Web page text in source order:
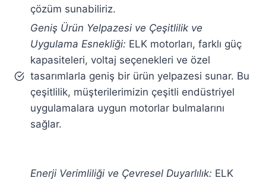
çözüm sunabiliriz.
Geniş Ürün Yelpazesi ve Çeşitlilik ve
Uygulama Esnekliği: ELK motorları, farklı güç
kapasiteleri, voltaj seçenekleri ve özel
tasarımlarla geniş bir ürün yelpazesi sunar. Bu
çeşitlilik, müşterilerimizin çeşitli endüstriyel
uygulamalara uygun motorlar bulmalarını
sağlar.
Enerji Verimliliği ve Çevresel Duyarlılık: ELK